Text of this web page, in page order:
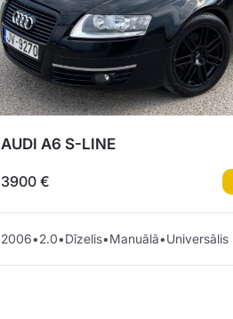
AUDI A6 S-LINE
3900 €
2006•2.0•Dīzelis•Manuālā•Universālis